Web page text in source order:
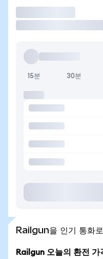
15분 30분
Railgun을 인기 통화
Railgun 오늘의 환전 가